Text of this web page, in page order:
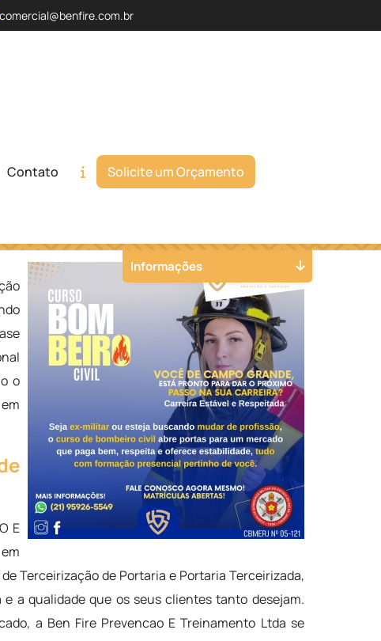
comercial@benfire.com.br
Contato Solicite um Orçamento
Orçamento Chame no WhatsApp
o
E
Terceirização de Portaria e Portaria Terceirizada,
a qualidade que os seus clientes tanto desejam.
a Ben Fire Prevencao E Treinamento Ltda se
Informações